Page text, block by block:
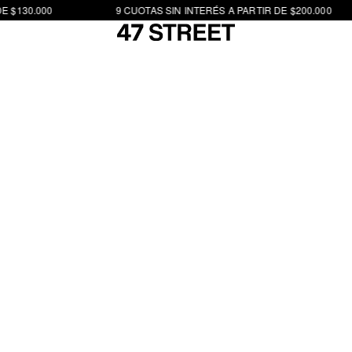
$130.000 9 CUOTAS SIN INTERÉS A PARTIR DE $200.000